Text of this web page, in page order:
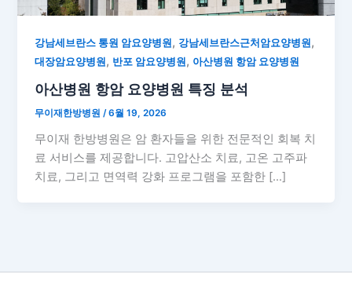
강남세브란스 통원 암요양병원, 강남세브란스근처암요양병원,
대장암요양병원, 반포 암요양병원, 아산병원 항암 요양병원
아산병원 항암 요양병원 특징 분석
무이재한방병원 /6월 19, 2026
무이재 한방병원은 암 환자들을 위한 전문적인 회복 치
료 서비스를 제공합니다. 고압산소 치료, 고온 고주파
치료, 그리고 면역력 강화 프로그램을 포함한 […]